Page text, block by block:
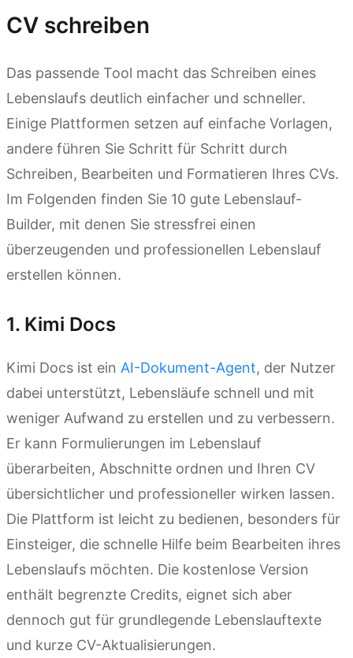
CV schreiben
Das passende Tool macht das Schreiben eines
Lebenslaufs deutlich einfacher und schneller.
Einige Plattformen setzen auf einfache Vorlagen,
andere führen Sie Schritt für Schritt durch
Schreiben, Bearbeiten und Formatieren Ihres CVs.
Im Folgenden finden Sie 10 gute Lebenslauf-
Builder, mit denen Sie stressfrei einen
überzeugenden und professionellen Lebenslauf
erstellen können.
1. Kimi Docs
Kimi Docs ist ein AI-Dokument-Agent, der Nutzer
dabei unterstützt, Lebensläufe schnell und mit
weniger Aufwand zu erstellen und zu verbessern.
Er kann Formulierungen im Lebenslauf
überarbeiten, Abschnitte ordnen und Ihren CV
übersichtlicher und professioneller wirken lassen.
Die Plattform ist leicht zu bedienen, besonders für
Einsteiger, die schnelle Hilfe beim Bearbeiten ihres
Lebenslaufs möchten. Die kostenlose Version
enthält begrenzte Credits, eignet sich aber
dennoch gut für grundlegende Lebenslauftexte
und kurze CV-Aktualisierungen.